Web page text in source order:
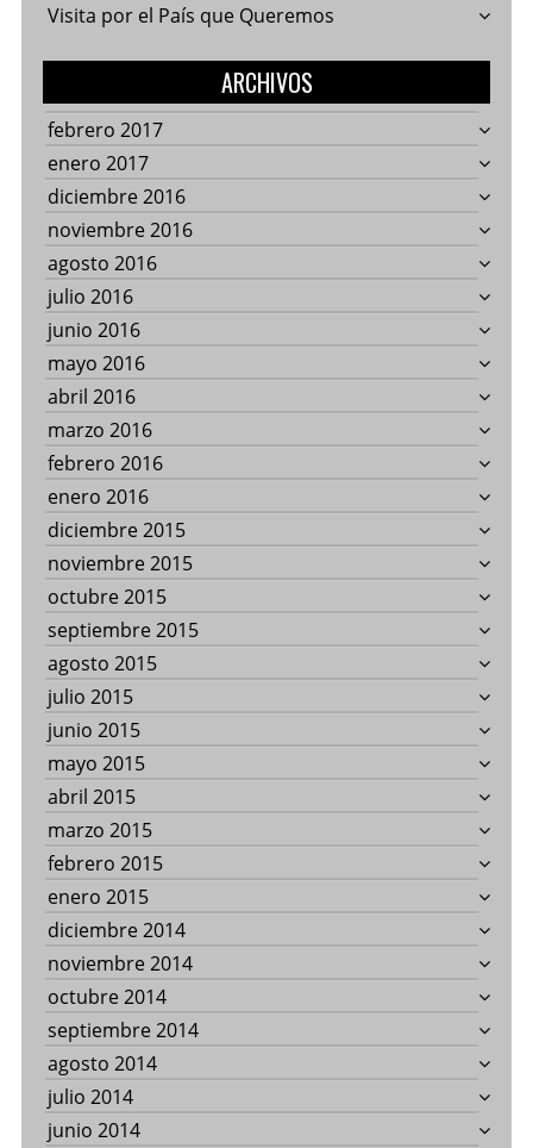
Visita por el País que Queremos
ARCHIVOS
febrero 2017
enero 2017
diciembre 2016
noviembre 2016
agosto 2016
julio 2016
junio 2016
mayo 2016
abril 2016
marzo 2016
febrero 2016
enero 2016
diciembre 2015
noviembre 2015
octubre 2015
septiembre 2015
agosto 2015
julio 2015
junio 2015
mayo 2015
abril 2015
marzo 2015
febrero 2015
enero 2015
diciembre 2014
noviembre 2014
octubre 2014
septiembre 2014
agosto 2014
julio 2014
junio 2014